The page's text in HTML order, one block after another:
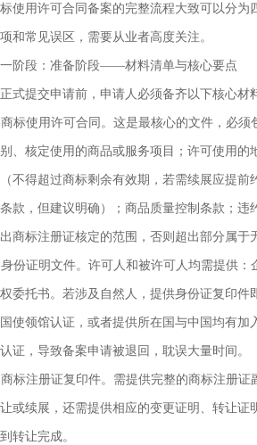
使用许可合同备案的完整流程大致可以分
和常见误区，需要从业者高度关注。
阶段：准备阶段——材料清单与核心要点
式提交申请前，申请人必须备齐以下核心材
商标使用许可合同。这是最核心的文件，必
、核定使用的商品或服务项目；许可使用
不得超过商标剩余有效期，若需续展应提
款，但建议明确）；商品质量控制条款；
商标注册证核定的范围，否则超出部分属于
份证明文件。许可人和被许可人均需提供
委托书。若涉及自然人，提供身份证复印
使领馆认证，或者提供所在国与中国均有
证，导致备案申请被退回，耽误大量时间。
标注册证复印件。需提供完整的商标注册
或续展，还需提供相应的变更证明、转让
转让完成。